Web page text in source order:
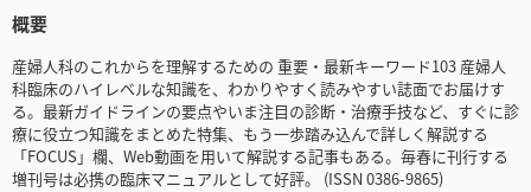
概要
産婦人科のこれからを理解するための 重要・最新キーワード103 産婦人
科臨床のハイレベルな知識を、わかりやすく読みやすい誌面でお届けす
る。最新ガイドラインの要点やいま注目の診断・治療手技など、すぐに診
療に役立つ知識をまとめた特集、もう一歩踏み込んで詳しく解説する
「FOCUS」欄、Web動画を用いて解説する記事もある。毎春に刊行する
増刊号は必携の臨床マニュアルとして好評。 (ISSN 0386-9865)